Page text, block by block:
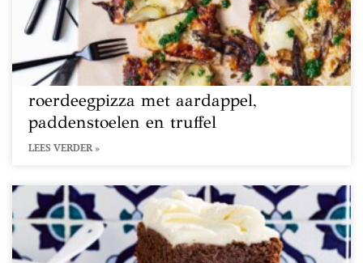
roerdeegpizza met aardappel,
paddenstoelen en truffel
LEES VERDER »